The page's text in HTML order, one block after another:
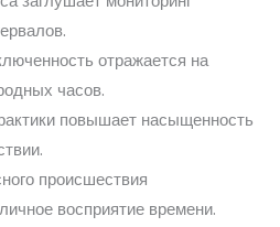
отражается на
часов.
повышает насыщенность
происшествия
восприятие времени.